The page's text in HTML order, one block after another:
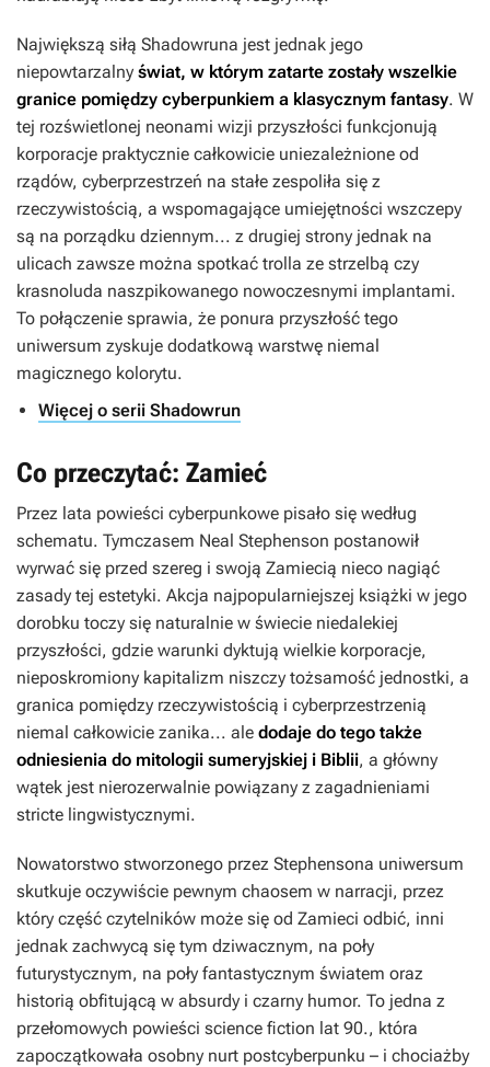
Największą siłą Shadowruna jest jednak jego
niepowtarzalny świat, w którym zatarte zostały wszelkie
granice pomiędzy cyberpunkiem a klasycznym fantasy. W
tej rozświetlonej neonami wizji przyszłości funkcjonują
korporacje praktycznie całkowicie uniezależnione od
rządów, cyberprzestrzeń na stałe zespoliła się z
rzeczywistością, a wspomagające umiejętności wszczepy
są na porządku dziennym... z drugiej strony jednak na
ulicach zawsze można spotkać trolla ze strzelbą czy
krasnoluda naszpikowanego nowoczesnymi implantami.
To połączenie sprawia, że ponura przyszłość tego
uniwersum zyskuje dodatkową warstwę niemal
magicznego kolorytu.
Więcej o serii Shadowrun
Co przeczytać: Zamieć
Przez lata powieści cyberpunkowe pisało się według
schematu. Tymczasem Neal Stephenson postanowił
wyrwać się przed szereg i swoją Zamiecią nieco nagiąć
zasady tej estetyki. Akcja najpopularniejszej książki w jego
dorobku toczy się naturalnie w świecie niedalekiej
przyszłości, gdzie warunki dyktują wielkie korporacje,
nieposkromiony kapitalizm niszczy tożsamość jednostki, a
granica pomiędzy rzeczywistością i cyberprzestrzenią
niemal całkowicie zanika... ale dodaje do tego także
odniesienia do mitologii sumeryjskiej i Biblii, a główny
wątek jest nierozerwalnie powiązany z zagadnieniami
stricte lingwistycznymi.
Nowatorstwo stworzonego przez Stephensona uniwersum
skutkuje oczywiście pewnym chaosem w narracji, przez
który część czytelników może się od Zamieci odbić, inni
jednak zachwycą się tym dziwacznym, na poły
futurystycznym, na poły fantastycznym światem oraz
historią obfitującą w absurdy i czarny humor. To jedna z
przełomowych powieści science fiction lat 90., która
zapoczątkowała osobny nurt postcyberpunku – i chociażby